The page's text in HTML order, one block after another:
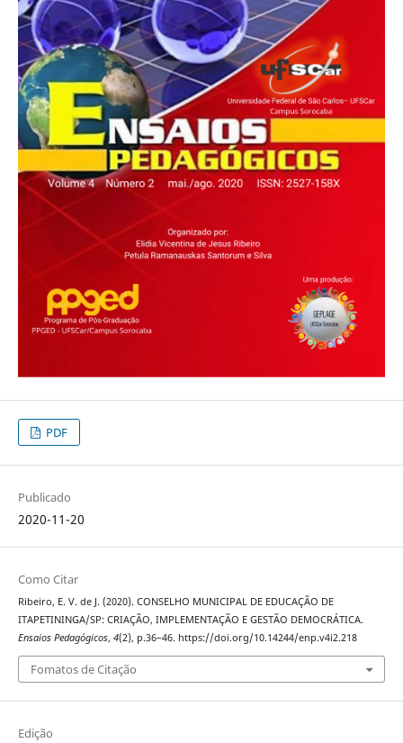
PDF
Publicado
2020-11-20
Como Citar
Ribeiro, E. V. de J. (2020). CONSELHO MUNICIPAL DE EDUCAÇÃO DE
ITAPETININGA/SP: CRIAÇÃO, IMPLEMENTAÇÃO E GESTÃO DEMOCRÁTICA.
Ensaios Pedagógicos, 4(2), p.36–46. https://doi.org/10.14244/enp.v4i2.218
Fomatos de Citação
Edição